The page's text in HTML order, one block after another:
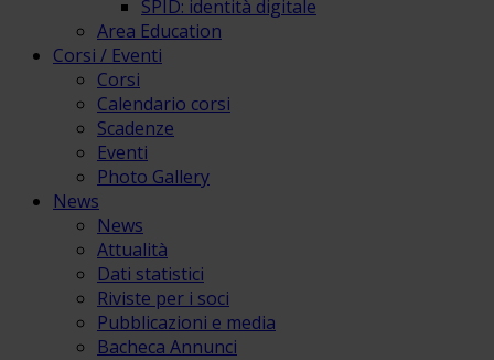
SPID: identità digitale
Area Education
Corsi / Eventi
Corsi
Calendario corsi
Scadenze
Eventi
Photo Gallery
News
News
Attualità
Dati statistici
Riviste per i soci
Pubblicazioni e media
Bacheca Annunci